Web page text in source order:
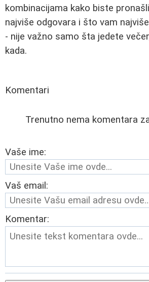
kombinacijama kako biste
najviše odgovara i što vam
- nije važno samo šta jedete
kada.
Komentari
Trenutno nema komentara
Vaše ime:
Vaš email:
Komentar: